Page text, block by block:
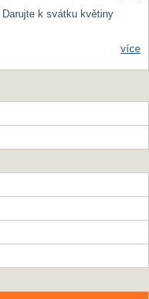
Darujte k svátku květiny
více